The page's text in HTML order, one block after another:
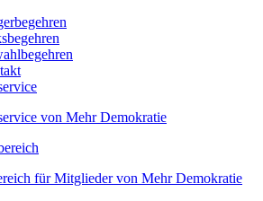
von Mehr Demokratie
für Mitglieder von Mehr Demokratie